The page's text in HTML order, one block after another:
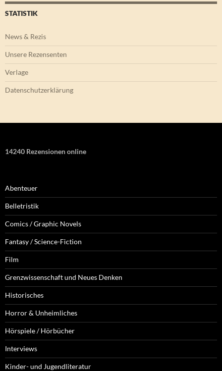
STATISTIK
News & Rezis
Unsere Rezensenten
Verlage
Datenschutzerklärung
14240 Rezensionen online
Abenteuer
Belletristik
Comics / Graphic Novels
Fantasy / Science-Fiction
Film
Grenzwissenschaft und Neues Denken
Historisches
Horror & Unheimliches
Hörspiele / Hörbücher
Interviews
Kinder- und Jugendliteratur